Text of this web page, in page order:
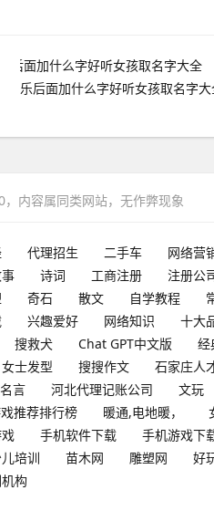
乐后面加什么字好听女孩取名字
内容属同类网站，无作弊现象
代理招生 二手车 网络营
诗词 工商注册 注册公
奇石 散文 自学教程
兴趣爱好 网络知识 十大
搜救犬 Chat GPT中文版 经
女士发型 搜搜作文 石家庄人
言 河北代理记账公司 文玩
推荐排行榜 暖通,电地暖，
手机软件下载 手机游戏下
培训 苗木网 雕塑网 好
构